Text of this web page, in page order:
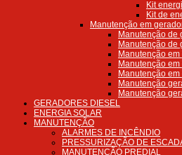
Kit
Kit de
Manutenção em
Manutenção de
Manutenção de
Manutenção
Manutenção
Manutenção
Manutenção
Manutenção
GERADORES DIESEL
ENERGIA SOLAR
MANUTENÇÃO
ALARMES DE INCÊNDIO
PRESSURIZAÇÃO DE
MANUTENÇÃO PREDIAL